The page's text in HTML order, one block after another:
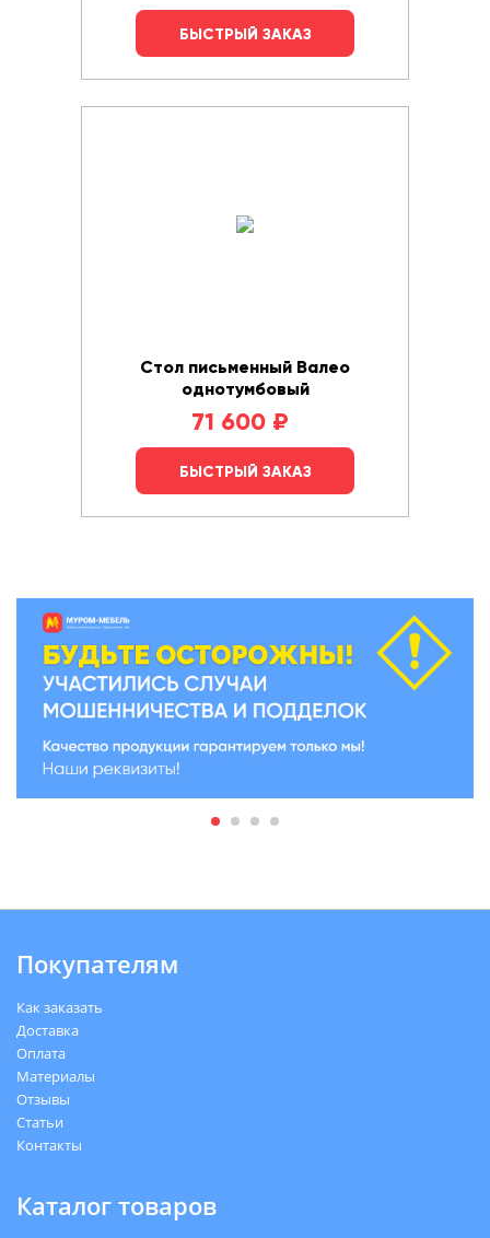
БЫСТРЫЙ ЗАКАЗ
Стол письменный Валео
однотумбовый
71 600 ₽
БЫСТРЫЙ ЗАКАЗ
Покупателям
Как заказать
Доставка
Оплата
Материалы
Отзывы
Статьи
Контакты
Каталог товаров